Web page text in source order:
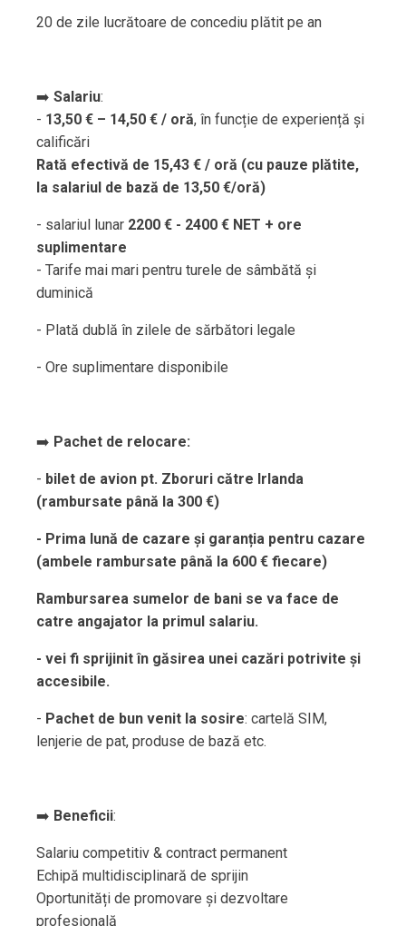
20 de zile lucrătoare de concediu plătit pe an
➡️ Salariu:
- 13,50 € – 14,50 € / oră, în funcție de experiență și
calificări
Rată efectivă de 15,43 € / oră (cu pauze plătite,
la salariul de bază de 13,50 €/oră)
- salariul lunar 2200 € - 2400 € NET + ore
suplimentare
- Tarife mai mari pentru turele de sâmbătă și
duminică
- Plată dublă în zilele de sărbători legale
- Ore suplimentare disponibile
➡️ Pachet de relocare:
- bilet de avion pt. Zboruri către Irlanda
(rambursate până la 300 €)
- Prima lună de cazare și garanția pentru cazare
(ambele rambursate până la 600 € fiecare)
Rambursarea sumelor de bani se va face de
catre angajator la primul salariu.
- vei fi sprijinit în găsirea unei cazări potrivite și
accesibile.
- Pachet de bun venit la sosire: cartelă SIM,
lenjerie de pat, produse de bază etc.
➡️ Beneficii:
Salariu competitiv & contract permanent
Echipă multidisciplinară de sprijin
Oportunități de promovare și dezvoltare
profesională